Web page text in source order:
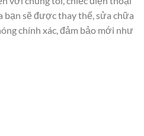
bạn sẽ được thay thế, sửa chữa
chính xác, đảm bảo mới như